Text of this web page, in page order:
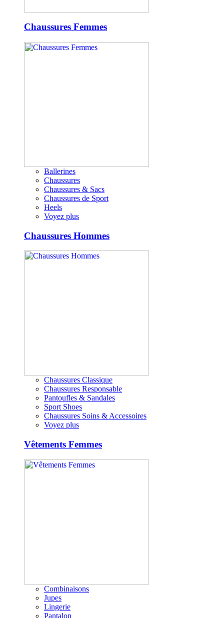
Chaussures Femmes
Ballerines
Chaussures
Chaussures & Sacs
Chaussures de Sport
Heels
Voyez plus
Chaussures Hommes
Chaussures Classique
Chaussures Responsable
Pantoufles & Sandales
Sport Shoes
Chaussures Soins & Accessoires
Voyez plus
Vêtements Femmes
Combinaisons
Jupes
Lingerie
Pantalon